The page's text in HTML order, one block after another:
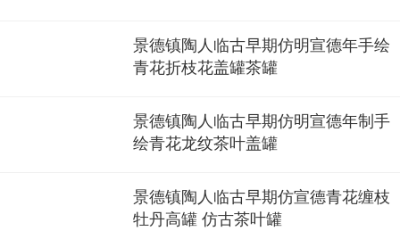
景德镇陶人临古早期仿明宣德年手绘
青花折枝花盖罐茶罐
景德镇陶人临古早期仿明宣德年制手
绘青花龙纹茶叶盖罐
景德镇陶人临古早期仿宣德青花缠枝
牡丹高罐 仿古茶叶罐